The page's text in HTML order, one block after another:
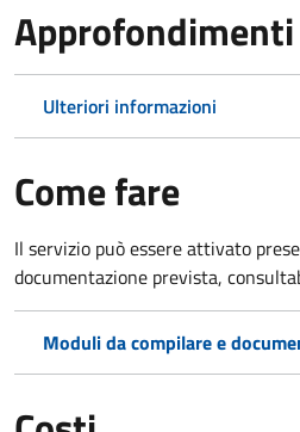
Approfondimenti
Ulteriori informazioni
Come fare
Il servizio può essere attivato
documentazione prevista,
Moduli da compilare e